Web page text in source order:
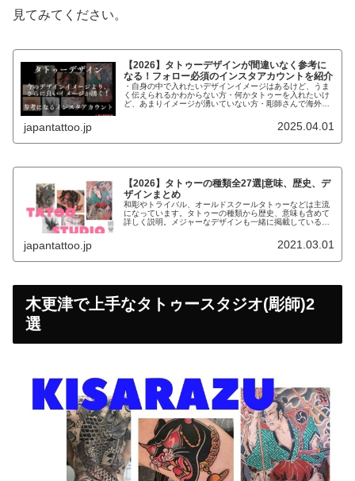
見てみてください。
【2026】タトゥーデザインが間違いなく参考に
なる！フォロー必須のインスタアカウントを紹介
・自身の中で入れたいデザインイメージはあるけど、うま
く伝えられるかわからない方・何かタトゥーを入れたいけ
ど、あまりイメージが湧いていない方・彫師さんで海外の
japantattoo.jp 2025.04.01
【2026】タトゥーの種類全27選|意味、歴史、デ
ザインまとめ
和彫やトライバル、オールドスクールタトゥーなどは主流
になっています。タトゥーの種類から歴史、意味も含めて
詳しく説明。メジャーなデザインも一緒に掲載しているの
japantattoo.jp 2021.03.01
木更津で上手なタトゥースタジオ(彫師)2
選